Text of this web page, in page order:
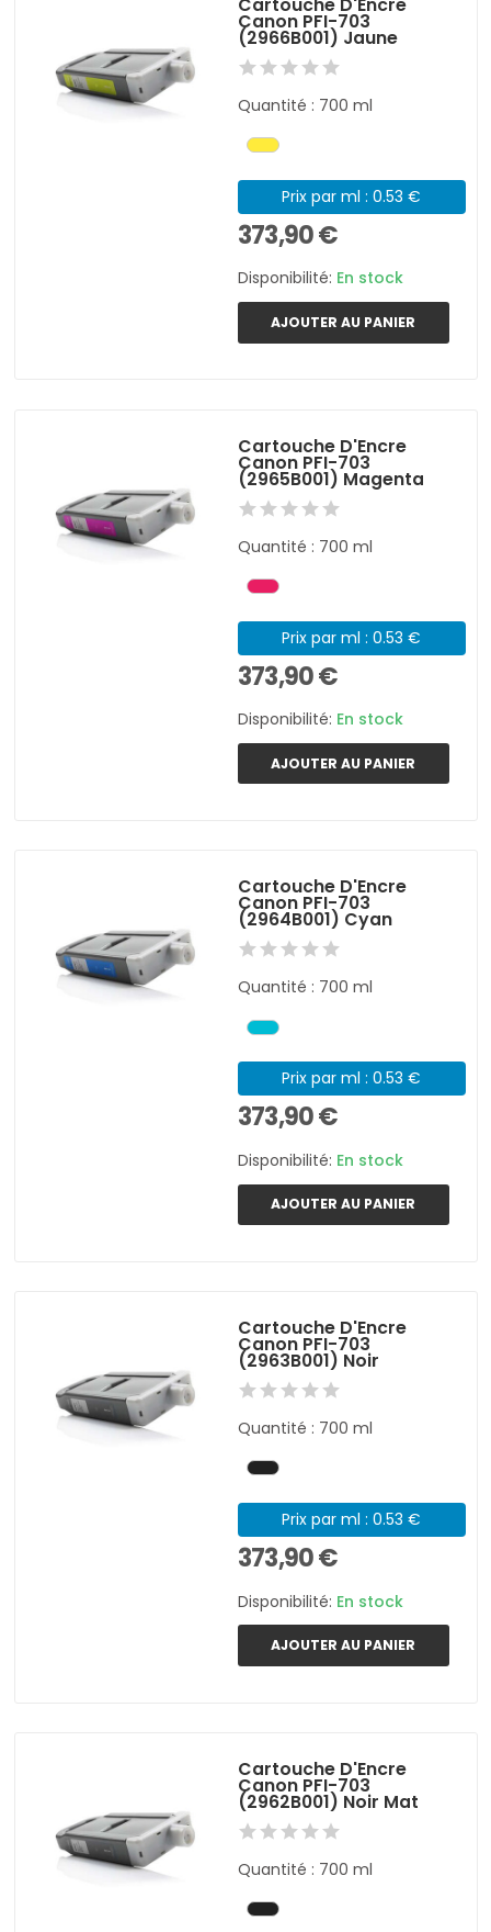
Canon PFI-703
(2966B001) Jaune
Quantité : 700 ml
Prix par ml : 0.53 €
373,90 €
Disponibilité: En stock
AJOUTER AU PANIER
Cartouche D'Encre
Canon PFI-703
(2965B001) Magenta
Quantité : 700 ml
Prix par ml : 0.53 €
373,90 €
Disponibilité: En stock
AJOUTER AU PANIER
Cartouche D'Encre
Canon PFI-703
(2964B001) Cyan
Quantité : 700 ml
Prix par ml : 0.53 €
373,90 €
Disponibilité: En stock
AJOUTER AU PANIER
Cartouche D'Encre
Canon PFI-703
(2963B001) Noir
Quantité : 700 ml
Prix par ml : 0.53 €
373,90 €
Disponibilité: En stock
AJOUTER AU PANIER
Cartouche D'Encre
Canon PFI-703
(2962B001) Noir Mat
Quantité : 700 ml